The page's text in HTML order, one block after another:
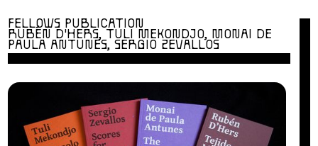
FELLOWS PUBLICATION
RUBÉN D'HERS, TULI MEKONDJO, MONAI DE
PAULA ANTUNES, SERGIO ZEVALLOS